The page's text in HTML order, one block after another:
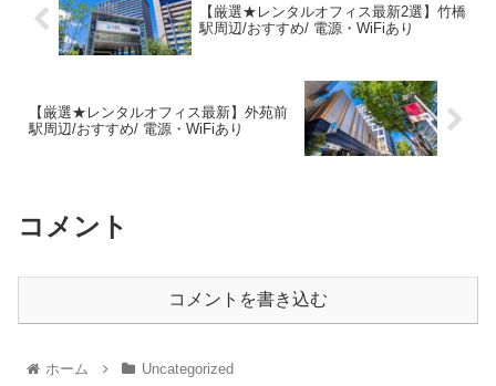
【厳選★レンタルオフィス最新2選】竹橋
駅周辺/おすすめ/ 電源・WiFiあり
【厳選★レンタルオフィス最新】外苑前
駅周辺/おすすめ/ 電源・WiFiあり
コメント
コメントを書き込む
ホーム Uncategorized